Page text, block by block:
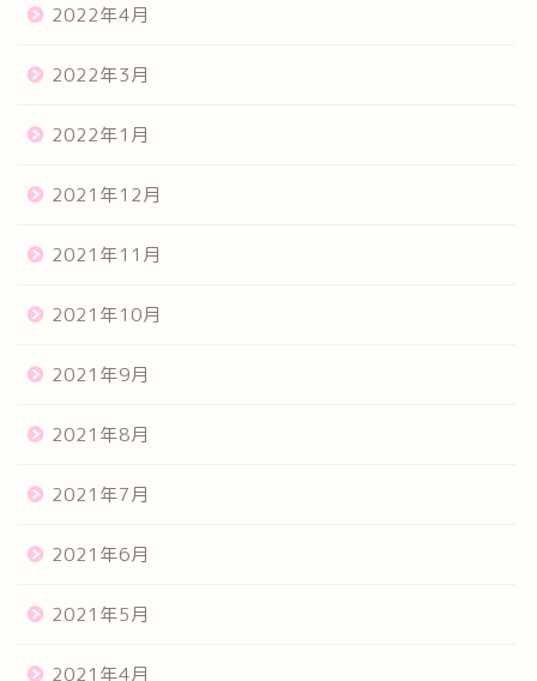
2022年4月
2022年3月
2022年1月
2021年12月
2021年11月
2021年10月
2021年9月
2021年8月
2021年7月
2021年6月
2021年5月
2021年4月